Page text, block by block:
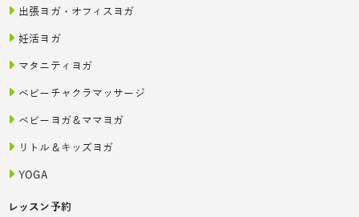
出張ヨガ・オフィスヨガ
妊活ヨガ
マタニティヨガ
ベビーチャクラマッサージ
ベビーヨガ＆ママヨガ
リトル＆キッズヨガ
YOGA
レッスン予約